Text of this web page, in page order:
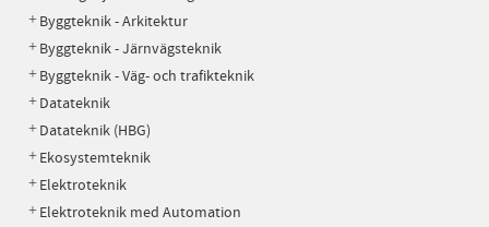
Byggteknik - Arkitektur
Byggteknik - Järnvägsteknik
Byggteknik - Väg- och trafikteknik
Datateknik
Datateknik (HBG)
Ekosystemteknik
Elektroteknik
Elektroteknik med Automation